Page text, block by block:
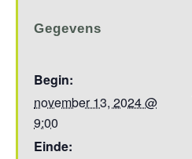
Gegevens
Begin:
november 13, 2024 @
9:00
Einde: